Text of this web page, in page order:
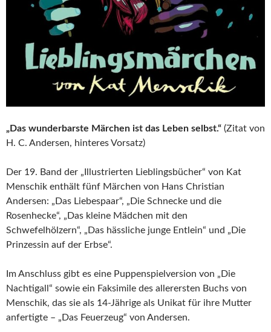
„Das wunderbarste Märchen ist das Leben selbst.“ (Zitat von
H. C. Andersen, hinteres Vorsatz)
Der 19. Band der „Illustrierten Lieblingsbücher“ von Kat
Menschik enthält fünf Märchen von Hans Christian
Andersen: „Das Liebespaar“, „Die Schnecke und die
Rosenhecke“, „Das kleine Mädchen mit den
Schwefelhölzern“, „Das hässliche junge Entlein“ und „Die
Prinzessin auf der Erbse“.
Im Anschluss gibt es eine Puppenspielversion von „Die
Nachtigall“ sowie ein Faksimile des allerersten Buchs von
Menschik, das sie als 14-Jährige als Unikat für ihre Mutter
anfertigte – „Das Feuerzeug“ von Andersen.